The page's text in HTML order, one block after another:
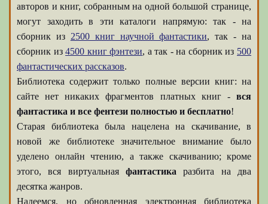
авторов и книг, собранным на одной большой странице,
могут заходить в эти каталоги напрямую: так - на
сборник из 2500 книг научной фантастики, так - на
сборник из4500 книг фэнтези, а так - на сборник из 500
фантастических рассказов.
Библиотека содержит только полные версии книг: на
сайте нет никаких фрагментов платных книг - вся
фантастика и все фентези полностью и бесплатно!
Старая библиотека была нацелена на скачивание, в
новой же библиотеке значительное внимание было
уделено онлайн чтению, а также скачиванию; кроме
этого, вся виртуальная фантастика разбита на два
десятка жанров.
Надеемся, но обновленная электронная библиотека